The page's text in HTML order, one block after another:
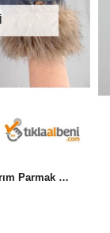
Parmaksız Eldi,ven, Yarım Parmak Kürklü Bayan Eldiven - Mavi